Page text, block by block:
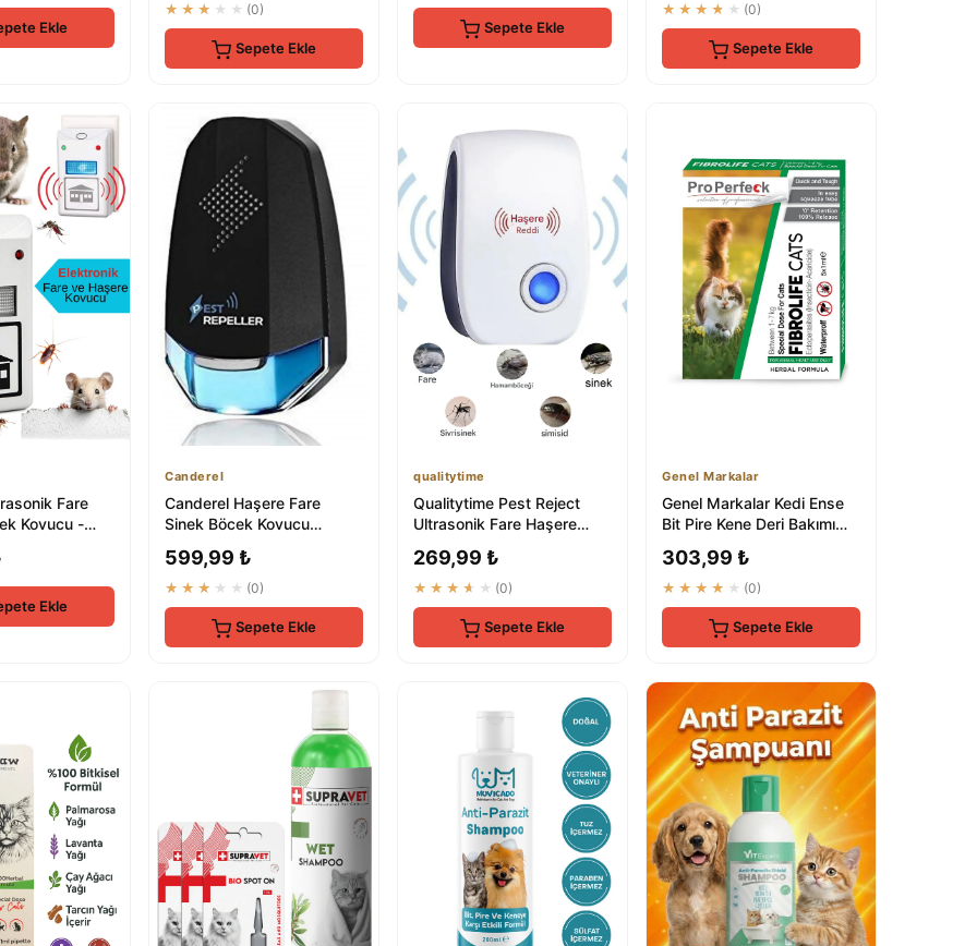
Ekle
★★★★★ (0)
Sepete Ekle
Sepete Ekle
★★★★★ (0)
Sepete Ekle
Fare
Kovucu -
Kovucu
Ekle
Canderel
Canderel Haşere Fare
Sinek Böcek Kovucu
Ultrasonik Cihaz Prize
Takılan Elektr...
599,99 ₺
★★★★★ (0)
Sepete Ekle
qualitytime
Qualitytime Pest Reject
Ultrasonik Fare Haşere
Böcek Kovucu
269,99 ₺
★★★★★ (0)
Sepete Ekle
Genel Markalar
Genel Markalar Kedi Ense
Bit Pire Kene Deri Bakımı
Bitkisel Damla Dış Parazit...
303,99 ₺
★★★★★ (0)
Sepete Ekle